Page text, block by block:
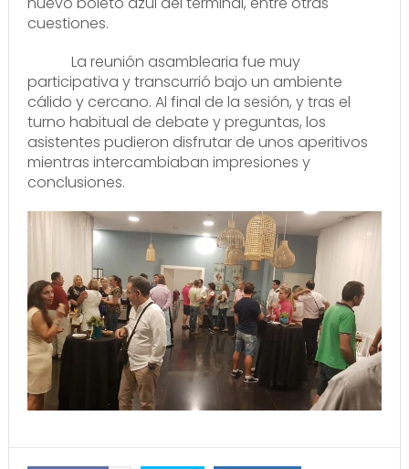
cuestiones.
La reunión asamblearia fue muy
participativa y transcurrió bajo un ambiente
cálido y cercano. Al final de la sesión, y tras el
turno habitual de debate y preguntas, los
asistentes pudieron disfrutar de unos aperitivos
mientras intercambiaban impresiones y
conclusiones.